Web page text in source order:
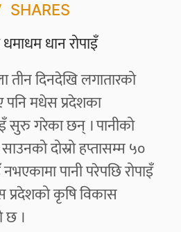
SHARES
तीन दिनदेखि लगातारको
पनि मधेस प्रदेशका
सुरु गरेका छन् । पानीको
दोस्रो हप्तासम्म ५०
पानी परेपछि रोपाइँ
प्रदेशको कृषि विकास
छ ।